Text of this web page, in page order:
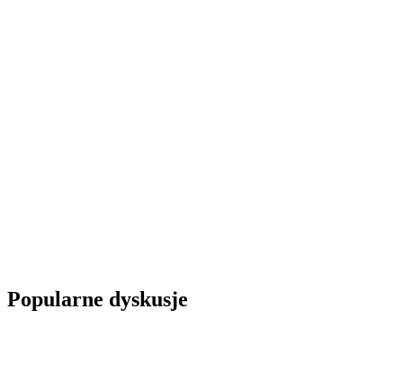
Popularne dyskusje